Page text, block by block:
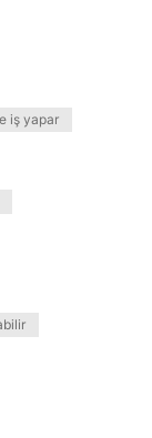
iş yapar